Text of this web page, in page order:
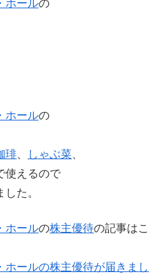
ホールの
ホールの
琲、 しゃぶ菜、
使えるので
た。
ホールの株主優待の記事はこ
ホールの株主優待が届きまし